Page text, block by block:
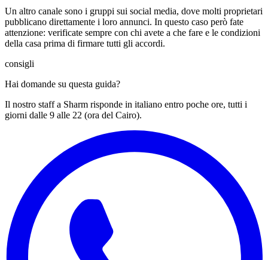
Un altro canale sono i gruppi sui social media, dove molti proprietari
pubblicano direttamente i loro annunci. In questo caso però fate
attenzione: verificate sempre con chi avete a che fare e le condizioni
della casa prima di firmare tutti gli accordi.
consigli
Hai domande su questa guida?
Il nostro staff a Sharm risponde in italiano entro poche ore, tutti i
giorni dalle 9 alle 22 (ora del Cairo).